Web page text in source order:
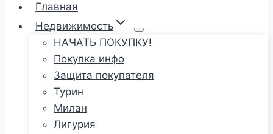
Главная
Недвижимость
НАЧАТЬ ПОКУПКУ!
Покупка инфо
Защита покупателя
Турин
Милан
Лигурия